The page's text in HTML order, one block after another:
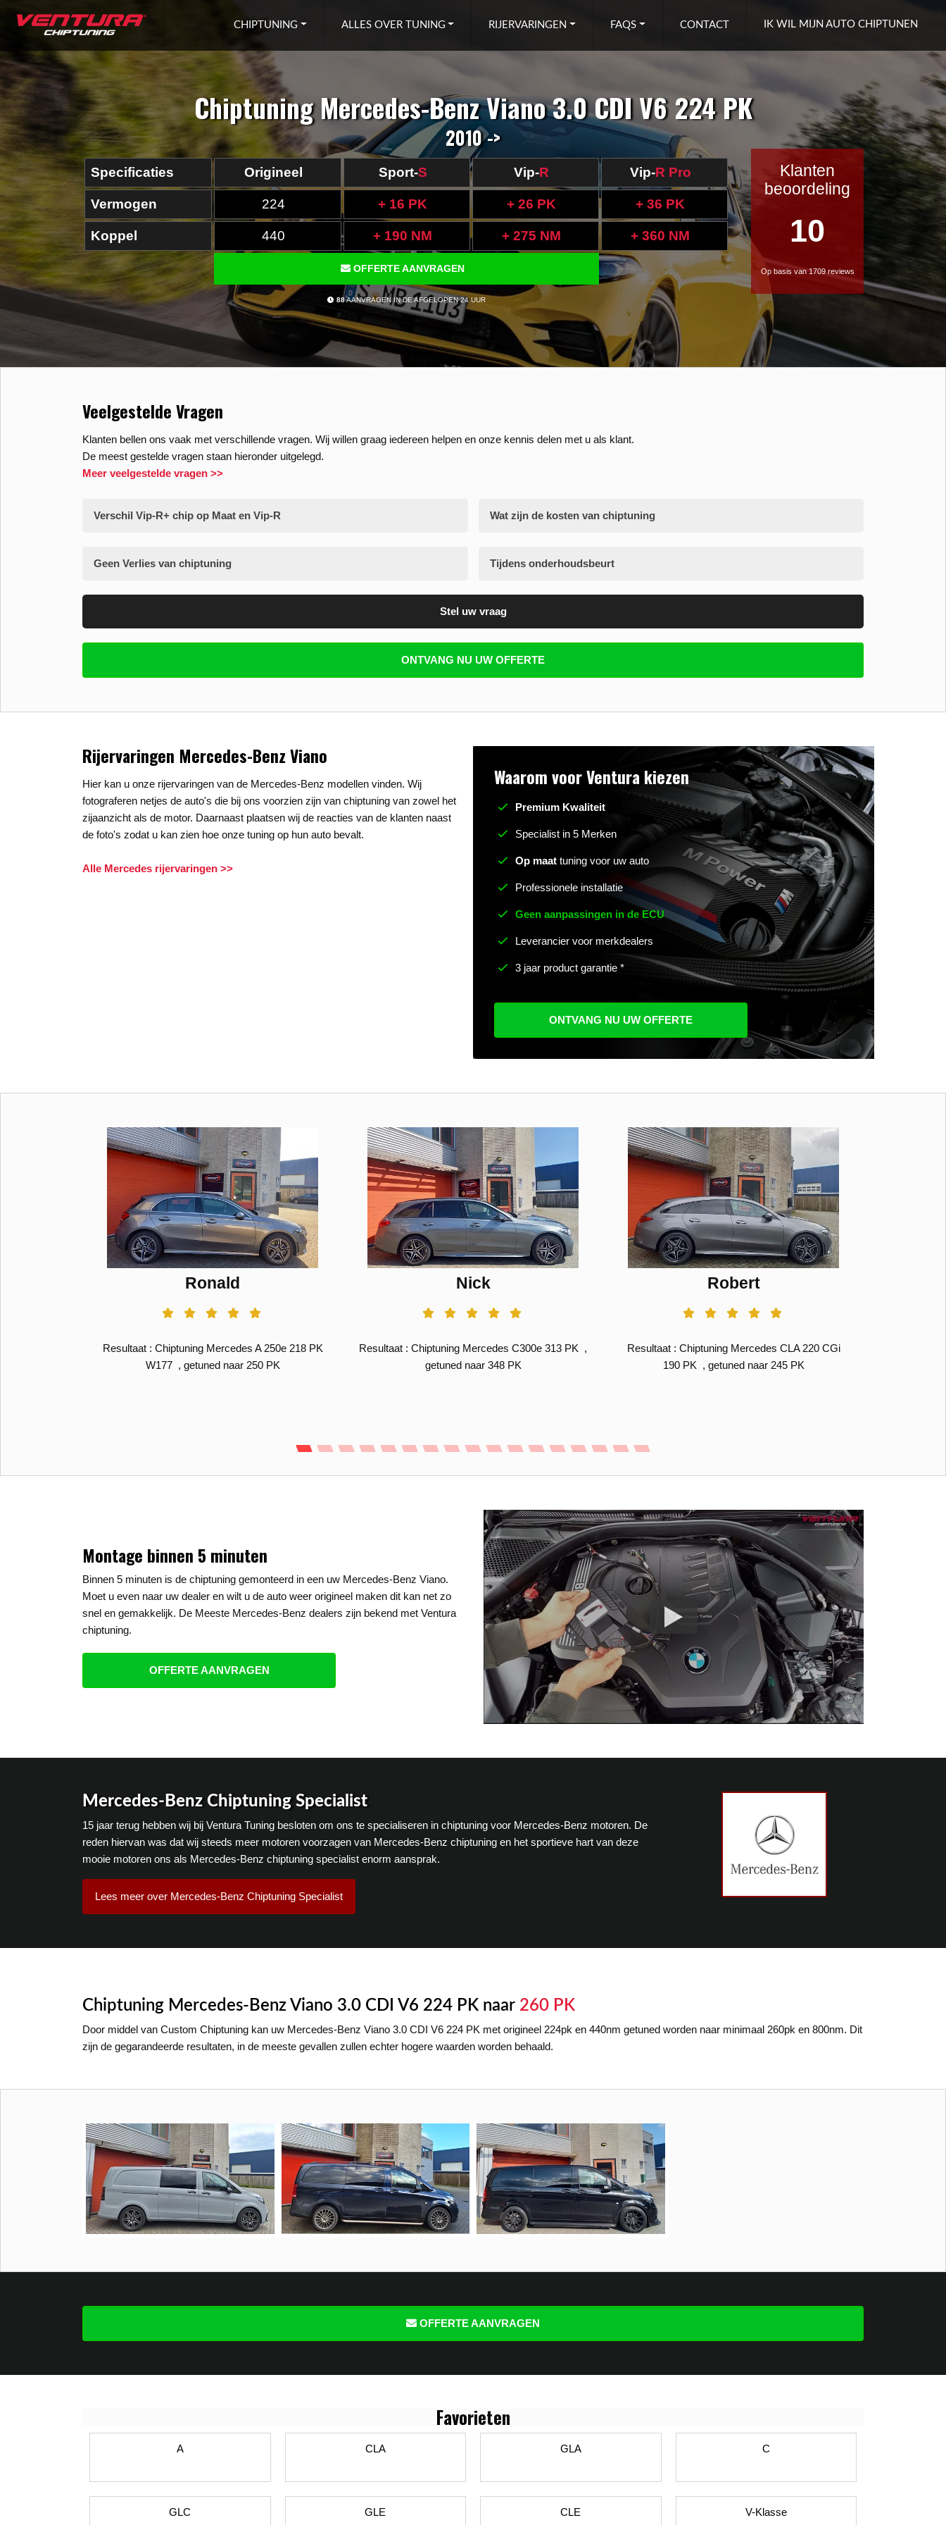
CHIPTUNING ALLES OVER TUNING RIJERVARINGEN FAQS CONTACT IK WIL MIJN AUTO CHIPTUNEN
Chiptuning Mercedes-Benz Viano 3.0 CDI V6 224 PK
2010 ->
Specificaties Origineel Sport-S Vip-R Vip-R Pro
Vermogen 224 + 16 PK + 26 PK + 36 PK
Koppel 440 + 190 NM + 275 NM + 360 NM
OFFERTE AANVRAGEN
88AANVRAGEN IN DE AFGELOPEN 24 UUR
Klanten
beoordeling
10
Op basis van 1709 reviews
Veelgestelde Vragen
Klanten bellen ons vaak met verschillende vragen. Wij willen graag iedereen helpen en onze kennis delen met u als klant.
De meest gestelde vragen staan hieronder uitgelegd.
Meer veelgestelde vragen >>
Verschil Vip-R+ chip op Maat en Vip-R
Geen Verlies van chiptuning
Wat zijn de kosten van chiptuning
Tijdens onderhoudsbeurt
Stel uw vraag
E-mail*
ONTVANG NU UW OFFERTE
Rijervaringen Mercedes-Benz Viano
Hier kan u onze rijervaringen van de Mercedes-Benz modellen vinden. Wij
fotograferen netjes de auto's die bij ons voorzien zijn van chiptuning van zowel het
zijaanzicht als de motor. Daarnaast plaatsen wij de reacties van de klanten naast
de foto's zodat u kan zien hoe onze tuning op hun auto bevalt.
Alle Mercedes rijervaringen >>
Waarom voor Ventura kiezen
Premium Kwaliteit
Specialist in 5 Merken
Op maat tuning voor uw auto
Professionele installatie
Geen aanpassingen in de ECU
Leverancier voor merkdealers
3 jaar product garantie *
ONTVANG NU UW OFFERTE
Ronald
Resultaat : Chiptuning Mercedes A 250e 218 PK
W177 , getuned naar 250 PK
Nick
Resultaat : Chiptuning Mercedes C300e 313 PK ,
getuned naar 348 PK
Robert
Resultaat : Chiptuning Mercedes CLA 220 CGi
190 PK , getuned naar 245 PK
Montage binnen 5 minuten
Binnen 5 minuten is de chiptuning gemonteerd in een uw Mercedes-Benz Viano.
Moet u even naar uw dealer en wilt u de auto weer origineel maken dit kan net zo
snel en gemakkelijk. De Meeste Mercedes-Benz dealers zijn bekend met Ventura
chiptuning.
OFFERTE AANVRAGEN
Mercedes-Benz Chiptuning Specialist
15 jaar terug hebben wij bij Ventura Tuning besloten om ons te specialiseren in chiptuning voor Mercedes-Benz motoren. De
reden hiervan was dat wij steeds meer motoren voorzagen van Mercedes-Benz chiptuning en het sportieve hart van deze
mooie motoren ons als Mercedes-Benz chiptuning specialist enorm aansprak.
Lees meer over Mercedes-Benz Chiptuning Specialist
Chiptuning Mercedes-Benz Viano 3.0 CDI V6 224 PK naar 260 PK
Door middel van Custom Chiptuning kan uw Mercedes-Benz Viano 3.0 CDI V6 224 PK met origineel 224pk en 440nm getuned worden naar minimaal 260pk en 800nm. Dit
zijn de gegarandeerde resultaten, in de meeste gevallen zullen echter hogere waarden worden behaald.
OFFERTE AANVRAGEN
Favorieten
A CLA GLA C
GLC GLE CLE V-Klasse